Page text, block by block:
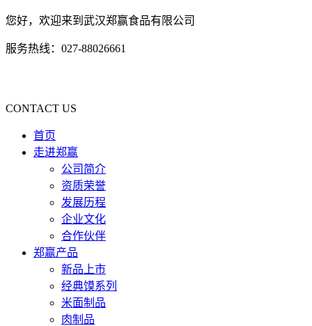
您好，欢迎来到武汉郑赢食品有限公司
服务热线：027-88026661
CONTACT US
首页
走进郑赢
公司简介
资质荣誉
发展历程
企业文化
合作伙伴
郑赢产品
新品上市
经典馍系列
米面制品
肉制品